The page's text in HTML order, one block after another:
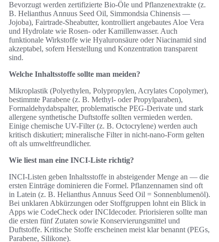
Bevorzugt werden zertifizierte Bio-Öle und Pflanzenextrakte (z.
B. Helianthus Annuus Seed Oil, Simmondsia Chinensis —
Jojoba), Fairtrade-Sheabutter, kontrolliert angebautes Aloe Vera
und Hydrolate wie Rosen- oder Kamillenwasser. Auch
funktionale Wirkstoffe wie Hyaluronsäure oder Niacinamid sind
akzeptabel, sofern Herstellung und Konzentration transparent
sind.
Welche Inhaltsstoffe sollte man meiden?
Mikroplastik (Polyethylen, Polypropylen, Acrylates Copolymer),
bestimmte Parabene (z. B. Methyl- oder Propylparaben),
Formaldehydabspalter, problematische PEG-Derivate und stark
allergene synthetische Duftstoffe sollten vermieden werden.
Einige chemische UV-Filter (z. B. Octocrylene) werden auch
kritisch diskutiert; mineralische Filter in nicht-nano-Form gelten
oft als umweltfreundlicher.
Wie liest man eine INCI-Liste richtig?
INCI-Listen geben Inhaltsstoffe in absteigender Menge an — die
ersten Einträge dominieren die Formel. Pflanzennamen sind oft
in Latein (z. B. Helianthus Annuus Seed Oil = Sonnenblumenöl).
Bei unklaren Abkürzungen oder Stoffgruppen lohnt ein Blick in
Apps wie CodeCheck oder INCIdecoder. Priorisieren sollte man
die ersten fünf Zutaten sowie Konservierungsmittel und
Duftstoffe. Kritische Stoffe erscheinen meist klar benannt (PEGs,
Parabene, Silikone).